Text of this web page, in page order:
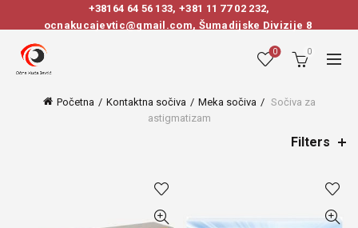
+38164 64 56 133, +381 11 77 02 232,
ocnakucajevtic@gmail.com, Šumadijske Divizije 8
0 0
Početna Kontaktna sočiva Meka sočiva
Sočiva za
astigmatizam
Filters